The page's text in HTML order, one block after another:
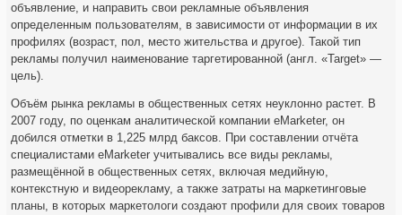
объявление, и направить свои рекламные объявления
определенным пользователям, в зависимости от информации в их
профилях (возраст, пол, место жительства и другое). Такой тип
рекламы получил наименование таргетированной (англ. «Target» —
цель).
Объём рынка рекламы в общественных сетях неуклонно растет. В
2007 году, по оценкам аналитической компании eMarketer, он
добился отметки в 1,225 млрд баксов. При составлении отчёта
специалистами eMarketer учитывались все виды рекламы,
размещённой в общественных сетях, включая медийную,
контекстную и видеорекламу, а также затраты на маркетинговые
планы, в которых маркетологи создают профили для своих товаров